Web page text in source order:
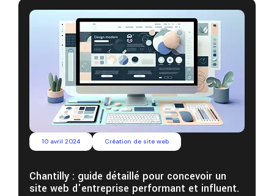
10 avril 2024 Création de site web
Chantilly : guide détaillé pour concevoir un
site web d'entreprise performant et influent.